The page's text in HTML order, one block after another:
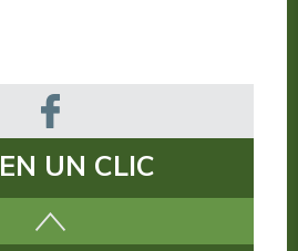
EN UN CLIC